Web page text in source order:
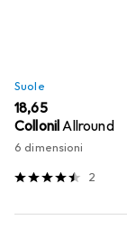
Suole
EUR
18,65
CollonilAllround
6 dimensioni
2